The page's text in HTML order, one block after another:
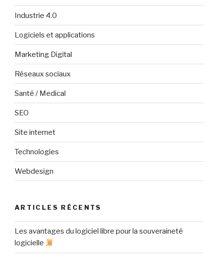
Industrie 4.0
Logiciels et applications
Marketing Digital
Réseaux sociaux
Santé / Medical
SEO
Site internet
Technologies
Webdesign
ARTICLES RÉCENTS
Les avantages du logiciel libre pour la souveraineté
logicielle